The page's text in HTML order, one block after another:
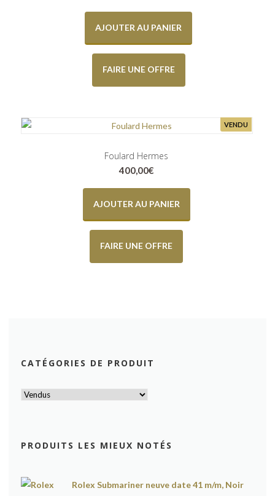
AJOUTER AU PANIER
FAIRE UNE OFFRE
VENDU
Foulard Hermes
400,00€
AJOUTER AU PANIER
FAIRE UNE OFFRE
CATÉGORIES DE PRODUIT
PRODUITS LES MIEUX NOTÉS
Rolex Submariner neuve date 41 m/m, Noir